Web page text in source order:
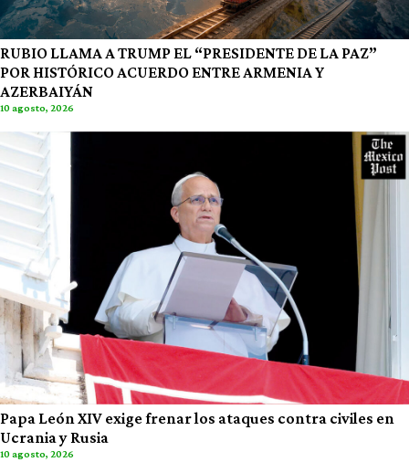
RUBIO LLAMA A TRUMP EL “PRESIDENTE DE LA PAZ”
POR HISTÓRICO ACUERDO ENTRE ARMENIA Y
AZERBAIYÁN
10 agosto, 2026
Papa León XIV exige frenar los ataques contra civiles en
Ucrania y Rusia
10 agosto, 2026